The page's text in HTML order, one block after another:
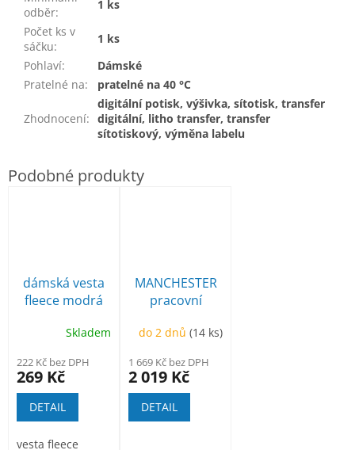
odběr:
1 ks
Počet ks v
sáčku:
1 ks
Pohlaví:
Dámské
Pratelné na: pratelné na 40 °C
Zhodnocení:
digitální potisk, výšivka, sítotisk, transfer
digitální, litho transfer, transfer
sítotiskový, výměna labelu
dámská vesta
fleece modrá
Skladem
222 Kč bez DPH
269 Kč
DETAIL
vesta fleece
MANCHESTER
pracovní
do 2 dnů(14 ks)
1 669 Kč bez DPH
2 019 Kč
DETAIL